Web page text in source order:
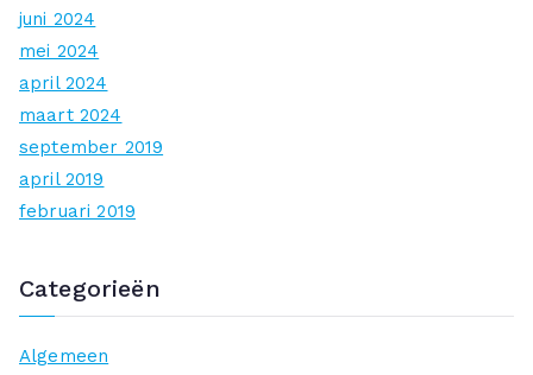
juni 2024
mei 2024
april 2024
maart 2024
september 2019
april 2019
februari 2019
Categorieën
Algemeen